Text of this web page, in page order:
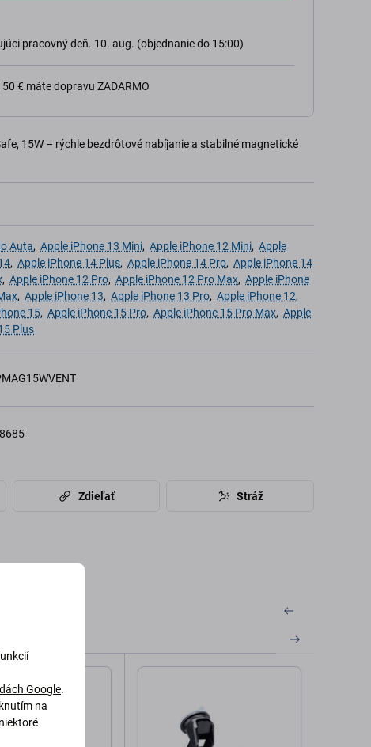
pracovný deň. 10. aug. (objednanie do 15:00)
€ máte dopravu ZADARMO
15W – rýchle bezdrôtové nabíjanie a stabilné magnetické
Auta, Apple iPhone 13 Mini, Apple iPhone 12 Mini, Apple
, Apple iPhone 14 Plus, Apple iPhone 14 Pro, Apple iPhone 14
, Apple iPhone 12 Pro, Apple iPhone 12 Pro Max, Apple iPhone
, Apple iPhone 13, Apple iPhone 13 Pro, Apple iPhone 12,
15, Apple iPhone 15 Pro, Apple iPhone 15 Pro Max, Apple
Plus
Zdieľať Stráž
Google.
na